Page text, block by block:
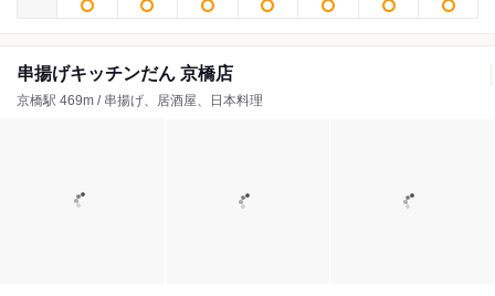
串揚げキッチンだん 京橋店
京橋駅 469m / 串揚げ、居酒屋、日本料理